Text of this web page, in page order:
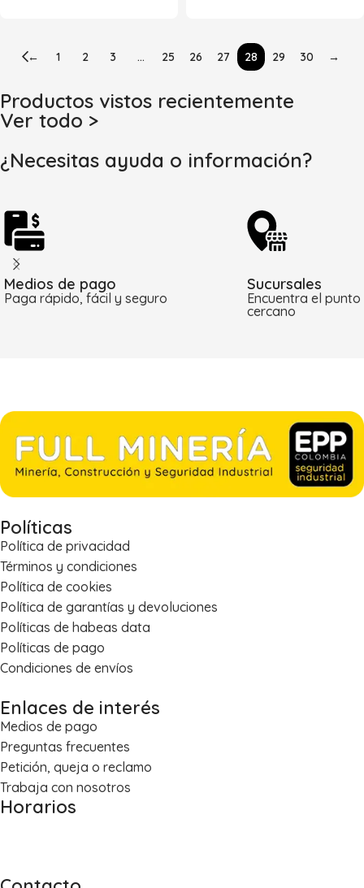
← 1 2 3 … 25 26 27 28 29 30 →
Productos vistos recientemente
Ver todo >
¿Necesitas ayuda o información?
Medios de pago
Paga rápido, fácil y seguro
Sucursales
Encuentra el
cercano
Políticas
Política de privacidad
Términos y condiciones
Política de cookies
Política de garantías y devoluciones
Políticas de habeas data
Políticas de pago
Condiciones de envíos
Enlaces de interés
Medios de pago
Preguntas frecuentes
Petición, queja o reclamo
Trabaja con nosotros
Horarios